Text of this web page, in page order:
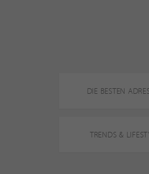
DIE BESTEN
TRENDS &